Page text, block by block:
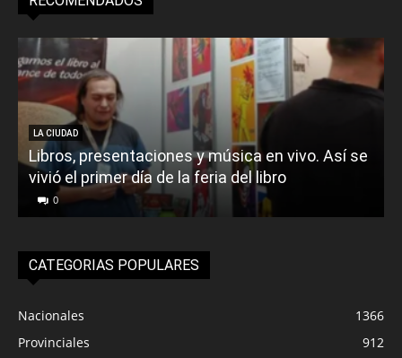
LA CIUDAD
Libros, presentaciones y música en vivo. Así se
vivió el primer día de la feria del libro
0
CATEGORIAS POPULARES
Nacionales
1366
Provinciales
912